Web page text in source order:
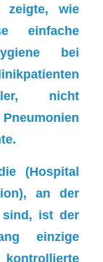
zeigte, wie
einfache
bei
nicht
(Hospital
an der
sind, ist der
einzige
kontrollierte